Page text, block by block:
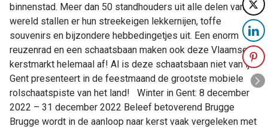
binnenstad. Meer dan 50 standhouders uit alle delen van de
wereld stallen er hun streekeigen lekkernijen, toffe
souvenirs en bijzondere hebbedingetjes uit. Een enorm
reuzenrad en een schaatsbaan maken ook deze Vlaamse
kerstmarkt helemaal af! Al is deze schaatsbaan niet van ijs.
Gent presenteert in de feestmaand de grootste mobiele
rolschaatspiste van het land! Winter in Gent: 8 december
2022 – 31 december 2022 Beleef betoverend Brugge
Brugge wordt in de aanloop naar kerst vaak vergeleken met